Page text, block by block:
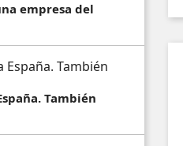
empresa del
También